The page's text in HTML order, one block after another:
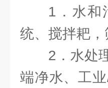
1．水和
统、搅拌耙，
2．水处
端净水、工